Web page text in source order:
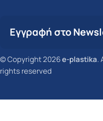
Εγγραφή στο
© Copyright 2026e-plastika.
rights reserved